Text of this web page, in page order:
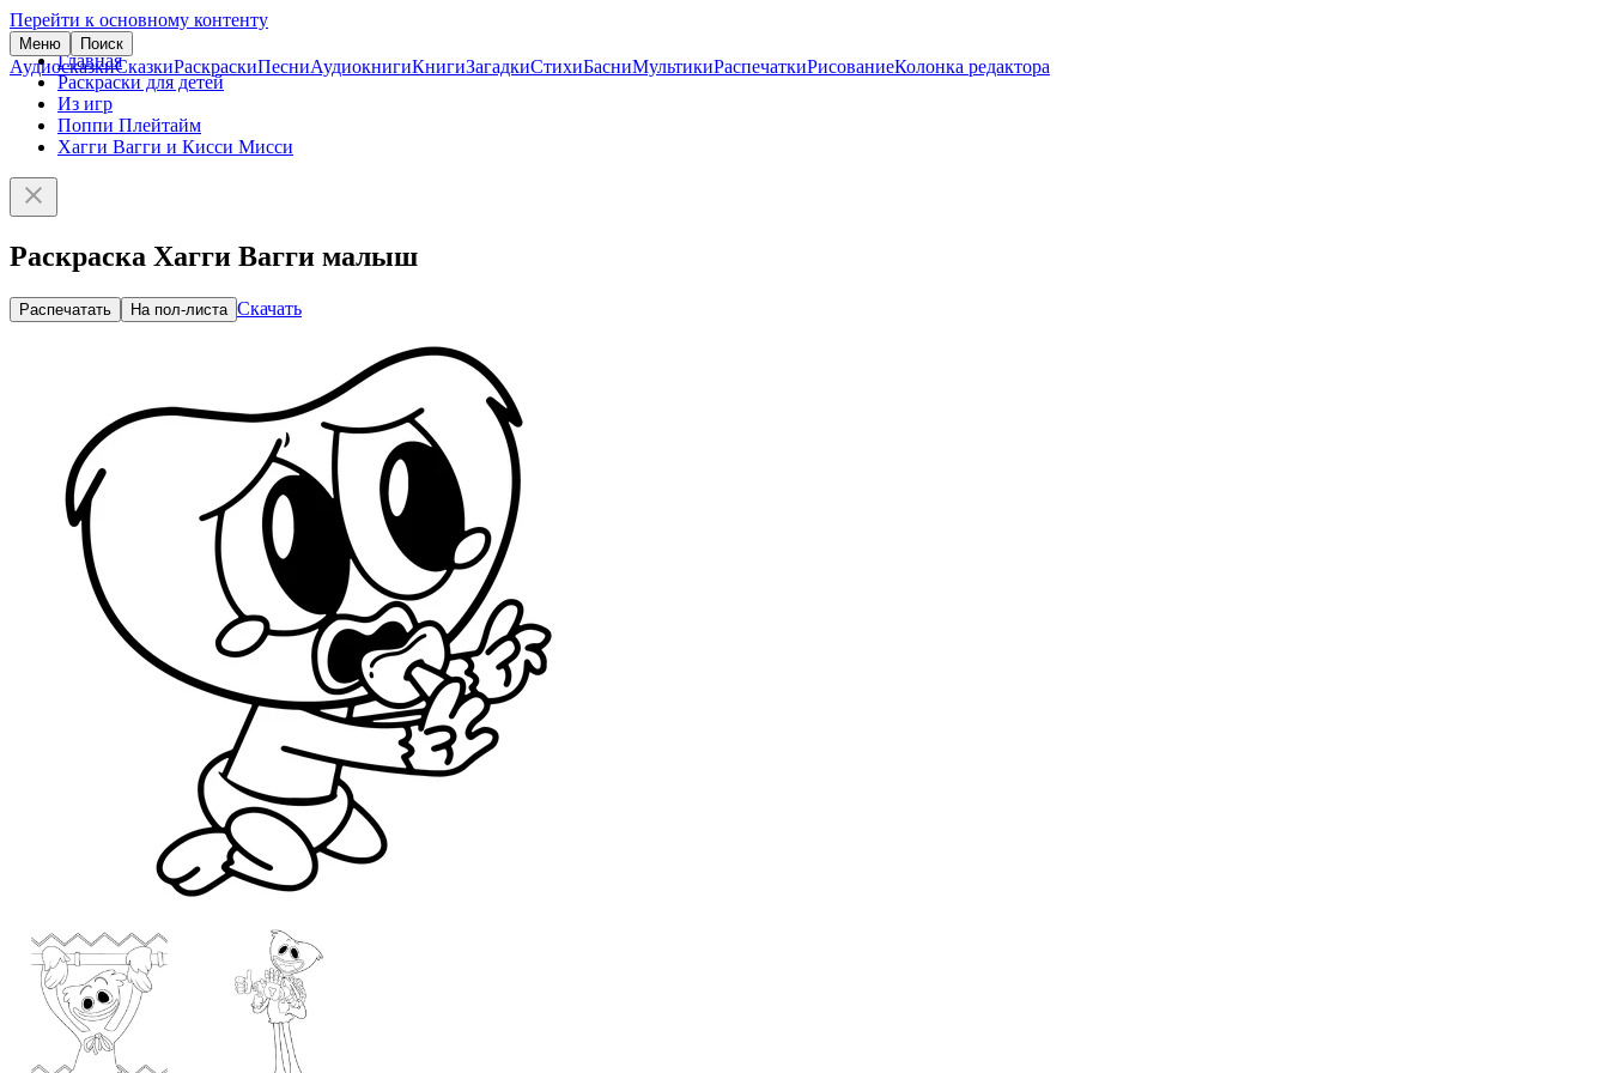
Перейти к основному контенту
Меню Поиск
АудиосказкиСказкиРаскраскиПесниАудиокнигиКнигиЗагадкиСтихиБасниМультикиРаспечаткиРисованиеКолонка редактора
Главная
Раскраски для детей
Из игр
Поппи Плейтайм
Хагги Вагги и Кисси Мисси
Раскраска Хагги Вагги малыш
Распечатать На пол-листа Скачать